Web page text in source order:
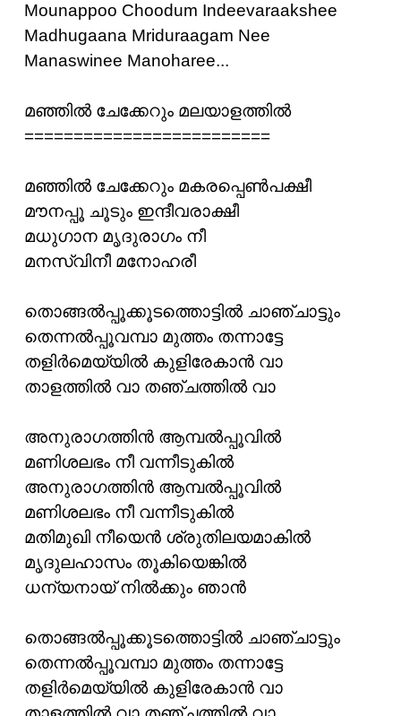
Mounappoo Choodum Indeevaraakshee
Madhugaana Mriduraagam Nee
Manaswinee Manoharee...
മഞ്ഞില്‍ ചേക്കേറും മലയാളത്തില്‍
=========================
മഞ്ഞില്‍ ചേക്കേറും മകരപ്പെണ്‍‌പക്ഷീ
മൗനപ്പൂ ചൂടും ഇന്ദീവരാക്ഷീ
മധുഗാന മൃദുരാഗം നീ
മനസ്വിനീ മനോഹരീ
തൊങ്ങല്‍പ്പൂക്കൂടത്തൊട്ടില്‍ ചാഞ്ചാട്ടും
തെന്നല്‍പ്പൂവമ്പാ മുത്തം തന്നാട്ടേ
തളിര്‍മെയ്യില്‍ കുളിരേകാന്‍ വാ
താളത്തില്‍ വാ തഞ്ചത്തില്‍ വാ
അനുരാഗത്തിന്‍ ആമ്പല്‍പ്പൂവില്‍
മണിശലഭം നീ വന്നീടുകില്‍
അനുരാഗത്തിന്‍ ആമ്പല്‍പ്പൂവില്‍
മണിശലഭം നീ വന്നീടുകില്‍
മതിമുഖി നീയെന്‍ ശ്രുതിലയമാകില്‍
മൃദുലഹാസം തൂകിയെങ്കില്‍
ധന്യനായ് നില്‍ക്കും ഞാന്‍
തൊങ്ങല്‍പ്പൂക്കൂടത്തൊട്ടില്‍ ചാഞ്ചാട്ടും
തെന്നല്‍പ്പൂവമ്പാ മുത്തം തന്നാട്ടേ
തളിര്‍മെയ്യില്‍ കുളിരേകാന്‍ വാ